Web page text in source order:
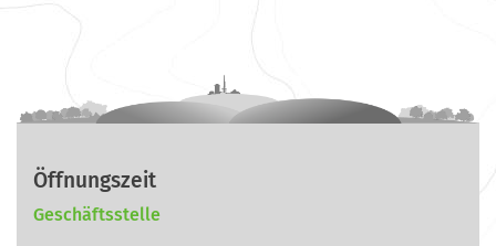
Öffnungszeit
Geschäftsstelle